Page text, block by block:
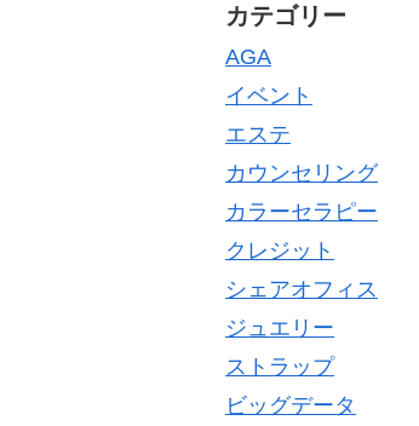
カテゴリー
AGA
イベント
エステ
カウンセリング
カラーセラピー
クレジット
シェアオフィス
ジュエリー
ストラップ
ビッグデータ